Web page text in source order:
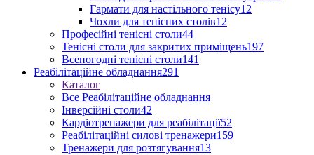
Гармати для настільного тенісу12
Чохли для тенісних столів12
Професійні тенісні столи44
Тенісні столи для закритих приміщень197
Всепогодні тенісні столи141
Реабілітаційне обладнання291
Каталог
Все Реабілітаційне обладнання
Інверсійні столи42
Кардіотренажери для реабілітації52
Реабілітаційні силові тренажери159
Тренажери для розтягування13